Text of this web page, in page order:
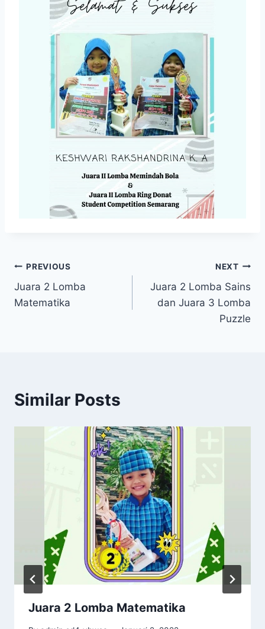
Navigasi
pos
PREVIOUS
Juara 2 Lomba
Matematika
NEXT
Juara 2 Lomba Sains
dan Juara 3 Lomba
Puzzle
Similar Posts
Juara 2 Lomba Matematika